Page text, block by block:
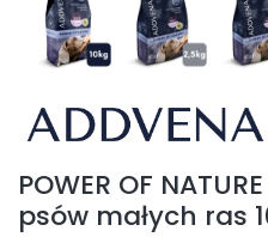
POWER OF
psów małych ras